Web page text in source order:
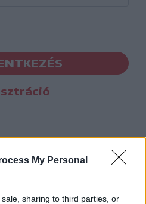
My Personal
sharing to third parties, or